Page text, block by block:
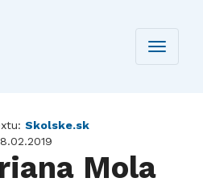
Toggle
Skolske.sk
Mola